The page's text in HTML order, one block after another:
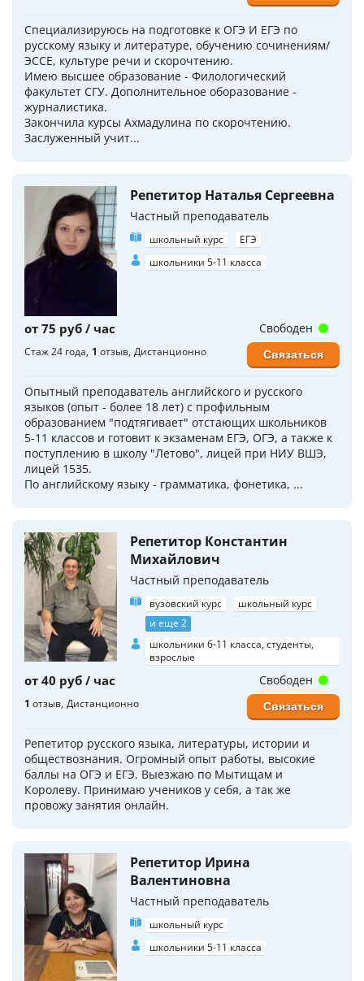
Специализируюсь на подготовке к ОГЭ И ЕГЭ по
русскому языку и литературе, обучению сочинениям/
ЭССЕ, культуре речи и скорочтению.
Имею высшее образование - Филологический
факультет СГУ. Дополнительное оборазование -
журналистика.
Закончила курсы Ахмадулина по скорочтению.
Заслуженный учит...
Репетитор Наталья Сергеевна
Частный преподаватель
школьный курс
ЕГЭ
школьники 5-11 класса
от 75 руб / час
Стаж 24 года 1 отзыв Дистанционно
Опытный преподаватель английского и русского
языков (опыт - более 18 лет) с профильным
образованием "подтягивает" отстающих школьников
5-11 классов и готовит к экзаменам ЕГЭ, ОГЭ, а также к
поступлению в школу "Летово", лицей при НИУ ВШЭ,
лицей 1535.
По английскому языку - грамматика, фонетика, ...
Свободен
Связаться
Репетитор Константин
Михайлович
Частный преподаватель
вузовский курс
школьный курс
и еще 2
школьники 6-11 класса, студенты,
взрослые
от 40 руб / час
1 отзыв Дистанционно
Репетитор русского языка, литературы, истории и
обществознания. Огромный опыт работы, высокие
баллы на ОГЭ и ЕГЭ. Выезжаю по Мытищам и
Королеву. Принимаю учеников у себя, а так же
провожу занятия онлайн.
Свободен
Связаться
Репетитор Ирина
Валентиновна
Частный преподаватель
школьный курс
школьники 5-11 класса